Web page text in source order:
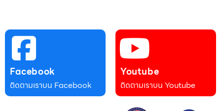
Facebook
ติดตามเราบน Facebook
Youtube
ติดตามเราบน Youtube